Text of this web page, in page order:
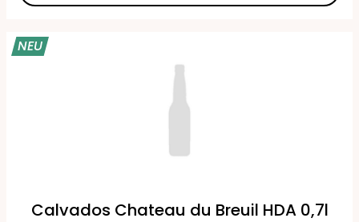
NEU
Calvados Chateau du Breuil HDA 0,7l